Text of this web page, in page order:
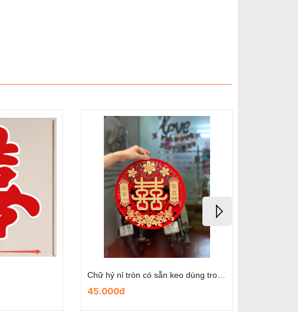
Chữ hỷ nhung dùng trong ngày cưới- mẫu chibi cô dâu chú rể
25.000đ